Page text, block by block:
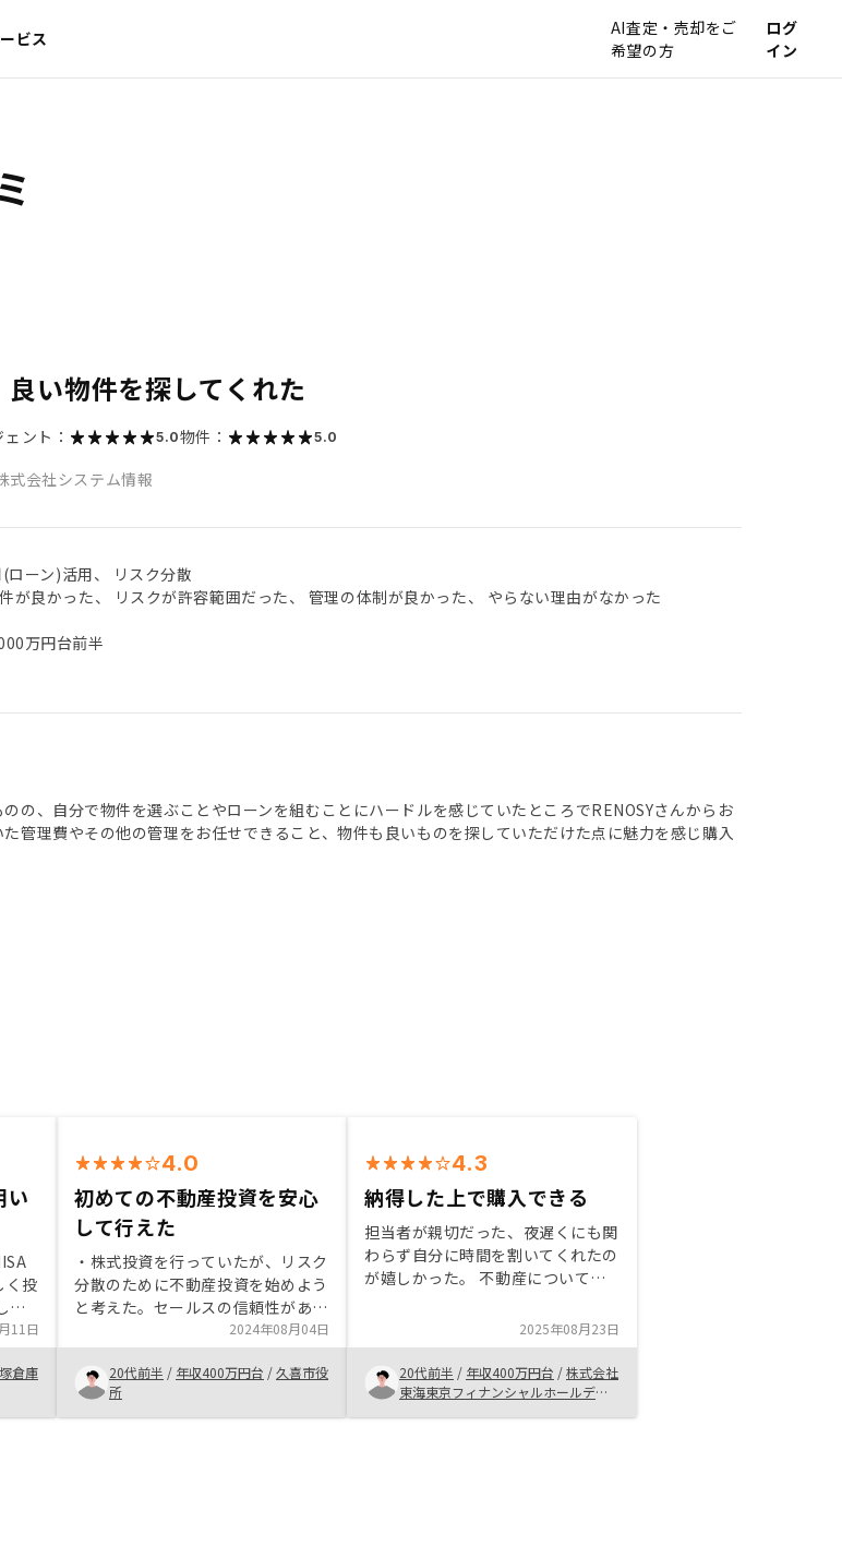
ビス
AI査定・売却をご
希望の方
ログ
イン
い物件を探してくれた
ント： 5.0物件： 5.0
式会社システム情報
ローン)活用、 リスク分散
が良かった、 リスクが許容範囲だった、 管理の体制が良かった、 やらない理由がなかった
万円台前半
の、自分で物件を選ぶことやローンを組むことにハードルを感じていたところでRENOSYさんからお
管理費やその他の管理をお任せできること、物件も良いものを探していただけた点に魅力を感じ購入
い
く投
か
く細
、安
った
込
11日
倉庫
4.0
初めての不動産投資を安心
して行えた
・株式投資を行っていたが、リスク
分散のために不動産投資を始めよう
と考えた。セールスの信頼性があっ
たため購入した。 ・リスクやリタ
ーンの話をよく説明してもらい、担
当者の対応が迅速で丁寧なため、購
入まで安心して手続きが行えた。
2024年08月04日
20代前半 / 年収400万円台 /久喜市役
所
4.3
納得した上で購入できる
担当者が親切だった、夜遅くにも関
わらず自分に時間を割いてくれたの
が嬉しかった。 不動産について最
目以降は買うかは不明だが始めるに
はいいきっかけだったと思う。 相
談も今後したいと思える人だった手
数料内訳、他社比較は気になる
2025年08月23日
20代前半 / 年収400万円台 /株式会社
東海東京フィナンシャルホールディ